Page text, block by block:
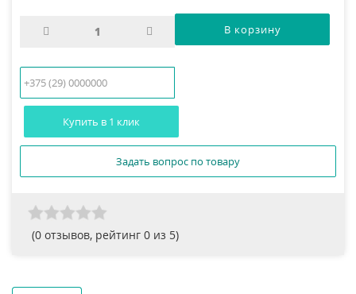
Купить в 1 клик
Задать вопрос по товару
(0 отзывов, рейтинг 0 из 5)